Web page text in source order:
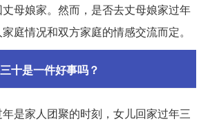
母娘家。然而，是否去丈母娘家过年
庭情况和双方家庭的情感交流而定。
十是一件好事吗？
是家人团聚的时刻，女儿回家过年三